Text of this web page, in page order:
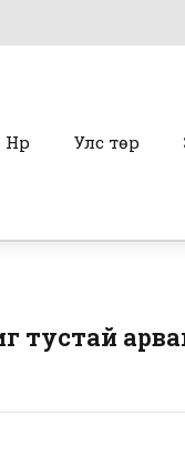
Нүүр Улс төр
тустай